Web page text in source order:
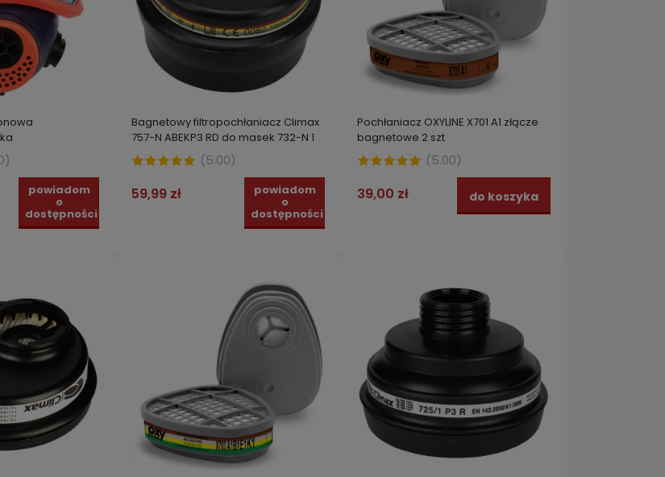
filtry
)
powiadom
o
dostępności
Bagnetowy filtropochłaniacz Climax
757-N ABEKP3 RD do masek 732-N 1
szt.
(5.00)
59,99 zł powiadom
o
dostępności
Pochłaniacz OXYLINE X701 A1 złącze
bagnetowe 2 szt
(5.00)
39,00 zł do koszyka